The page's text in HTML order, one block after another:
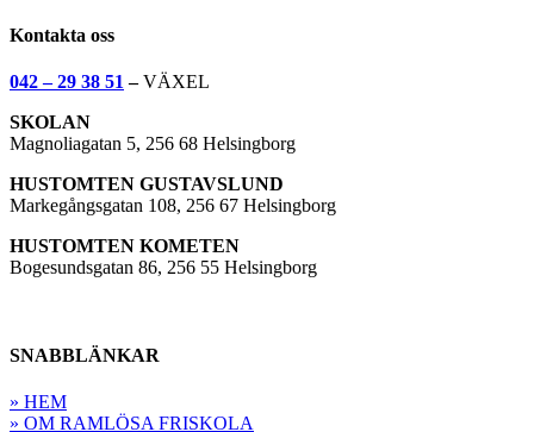
Kontakta oss
042 – 29 38 51–VÄXEL
SKOLAN
Magnoliagatan 5, 256 68 Helsingborg
HUSTOMTEN GUSTAVSLUND
Markegångsgatan 108, 256 67 Helsingborg
HUSTOMTEN KOMETEN
Bogesundsgatan 86, 256 55 Helsingborg
SNABBLÄNKAR
» HEM
» OM RAMLÖSA FRISKOLA